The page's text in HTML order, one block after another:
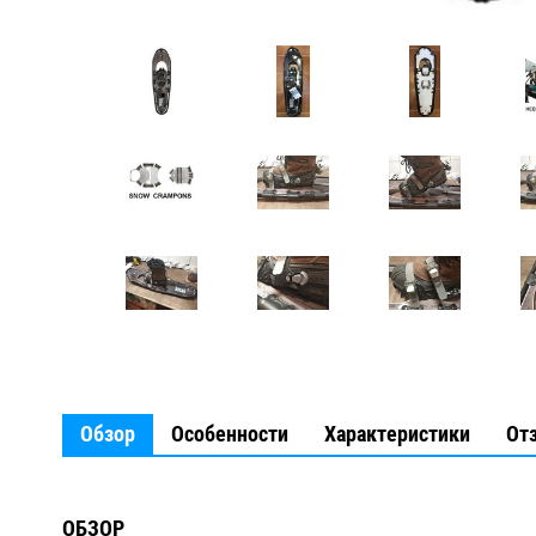
Обзор Особенности Характеристики
ОБЗОР